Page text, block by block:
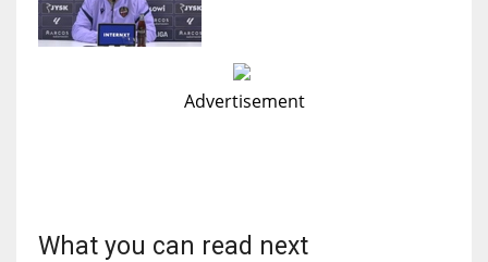
Advertisement
What you can read next